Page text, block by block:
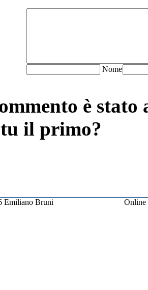
Nome
è
tu il primo?
Emiliano Bruni Online